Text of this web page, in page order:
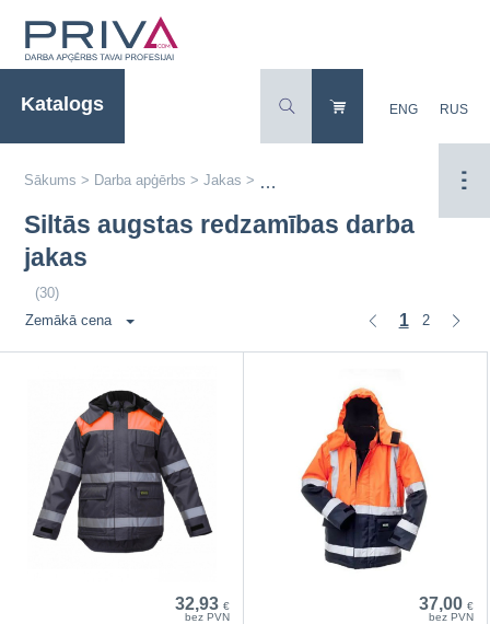
Katalogs ENG RUS
Sākums > Darba apģērbs > Jakas > Siltās augstas redzamības darba
Siltās augstas redzamības darba
jakas
(30)
1 2
Zemākā cena
32,93 €
bez PVN
37,00 €
bez PVN